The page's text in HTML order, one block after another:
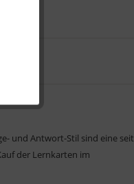
und Antwort-Stil sind eine seit
der Lernkarten im